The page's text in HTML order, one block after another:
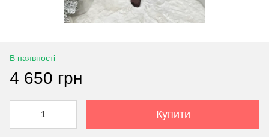
В наявності
4 650 грн
Купити